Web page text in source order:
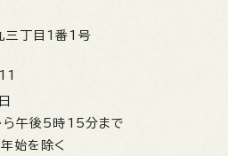
三丁目1番1号
午後5時15分まで
始を除く